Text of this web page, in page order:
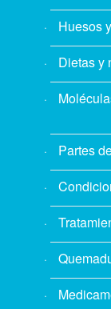
Huesos
Dietas y
Partes